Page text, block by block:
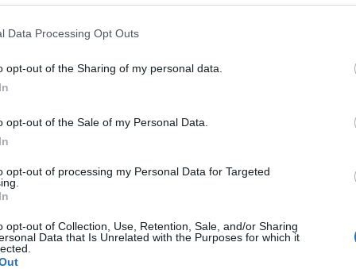
Data Processing Opt Outs
opt-out of the Sharing of my personal data.
opt-out of the Sale of my Personal Data.
opt-out of processing my Personal Data for Targeted
opt-out of Collection, Use, Retention, Sale, and/or Sharing
Data that Is Unrelated with the Purposes for which it
2011
Olvassuk/
Marilyn Monroe
Republic Group